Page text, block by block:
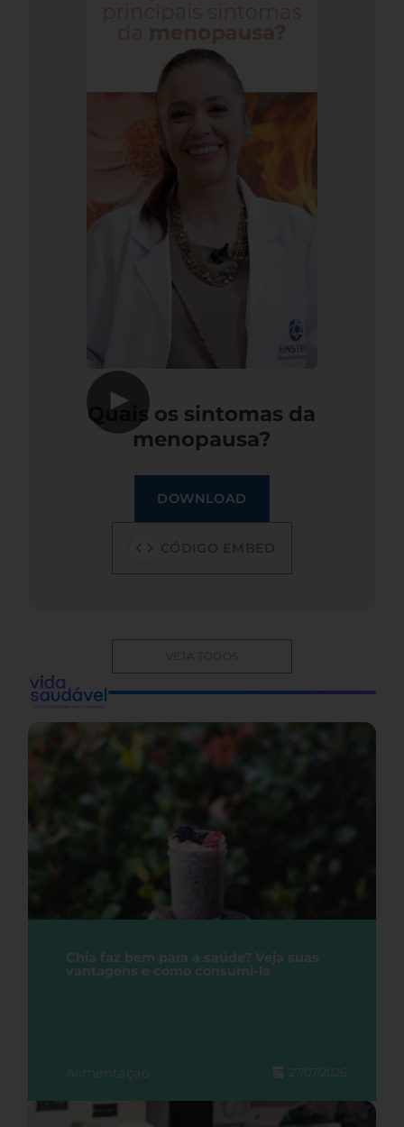
▶
Quais os sintomas da
menopausa?
DOWNLOAD
VEJA TODOS
Chia faz bem para a saúde? Veja suas
vantagens e como consumi-la
Alimentação 27/07/2026